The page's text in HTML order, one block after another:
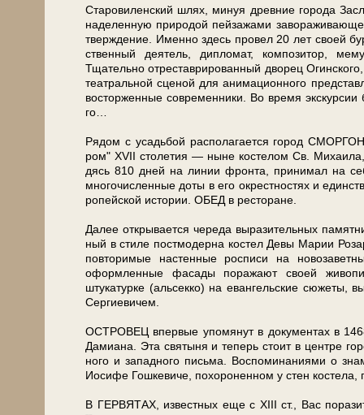
Ста­ро­ви­лен­ский шлях, минуя древние го­ро­да
на­де­лен­ную при­ро­дой пей­за­жа­ми
твер­жде­ние. Именно здесь про­вел 20 лет сво­ей
ствен­ный де­я­тель, ди­пло­мат, ком­по­зи­тор,
Тщательно отреставрированный дво­рец
те­ат­раль­ной сце­ной для ани­ма­ци­он­но­го
вос­тор­жен­ные со­вре­мен­ни­ки. Во вре­мя
го…
Рядом с усадь­бой рас­по­ла­га­ет­ся го­род
ром" XVII сто­ле­тия — ны­не ко­сте­лом Св.
дясь 810 дней на ли­нии фрон­та, при­ни­мал на
мно­го­чис­лен­ные до­ты в его окрест­но­стях и
ро­пей­ской ис­то­рии. ОБЕД в ре­сто­ра­не.
Да­лее от­кры­ва­ет­ся че­ре­да вы­ра­зи­тель­ных
ный в сти­ле пост­мо­дер­на ко­стел Де­вы Ма­рии
по­вто­ри­мые на­стен­ные рос­пи­си на
оформленные фасады по­ра­жа­ют сво­ей
штукатурке (альсекко) на евангельские
Сер­ги­е­ви­чем.
ОСТРОВЕЦ впер­вые упо­мя­нут в документах в
Да­ми­а­на. Эта свя­ты­ня и те­перь стоит в цен­тре
но­го и за­пад­но­го пись­ма. Вос­по­ми­на­ни­я­ми о
Иоси­фе Гош­ке­ви­че, по­хо­ро­нен­ном у стен
В ГЕРВЯТАХ, из­ве­ст­ных еще с XIII ст., Вас